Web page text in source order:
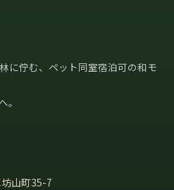
に佇む、ペット同室宿泊可の和モ
。
山町35-7